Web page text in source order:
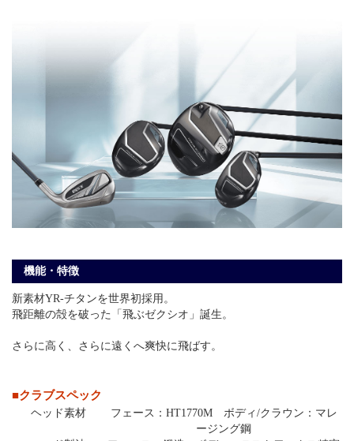
機能・特徴
新素材YR-チタンを世界初採用。
飛距離の殻を破った「飛ぶゼクシオ」誕生。
さらに高く、さらに遠くへ爽快に飛ばす。
■クラブスペック
ヘッド素材
フェース：HT1770M ボディ/クラウン：マレ
ージング鋼